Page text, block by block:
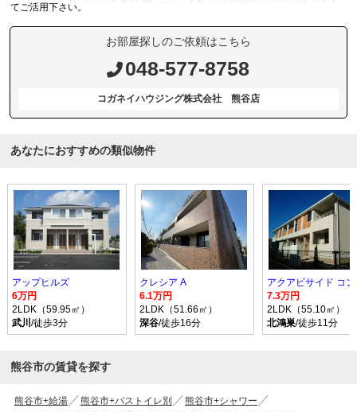
てご活用下さい。
お部屋探しのご依頼はこちら
048-577-8758
コガネイハウジング株式会社 熊谷店
あなたにおすすめの類似物件
アップヒルズ
6万円
2LDK（59.95㎡）
武川 /徒歩3分
クレシア A
6.1万円
2LDK（51.66㎡）
深谷/徒歩16分
7.3万円
2LDK（55.10㎡）
北鴻巣/徒歩11分
熊谷市の賃貸を探す
熊谷市+給湯 熊谷市+バストイレ別
熊谷市+シャワー